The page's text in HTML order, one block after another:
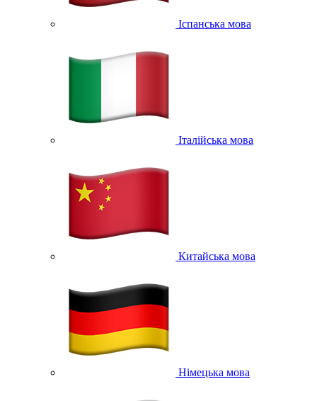
Іспанська мова
Італійська мова
Китайська мова
Німецька мова